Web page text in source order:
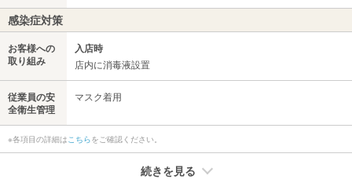
感染症対策
お客様への
取り組み
入店時
店内に消毒液設置
従業員の安
全衛生管理
マスク着用
※各項目の詳細はこちらをご確認ください。
続きを見る